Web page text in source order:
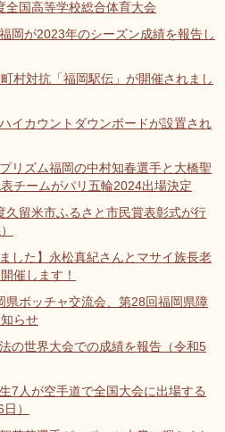
全国高等学校総合体育大会
岡が2023年のシーズン成績を報告し
村対抗「福岡駅伝」が開催されまし
イカウントダウンボードが設置され
リズム福岡の中村知春選手と大橋聖
チームがパリ五輪2024出場決定
久留米市ふるさと市民賞表彰式が行
ました】永松真紀さんとマサイ族長老
催します！
県ボッチャ交流会、第28回福岡県障
らせ
の世界大会での成績を報告（令和5
7人が空手道で全国大会に出場する
）